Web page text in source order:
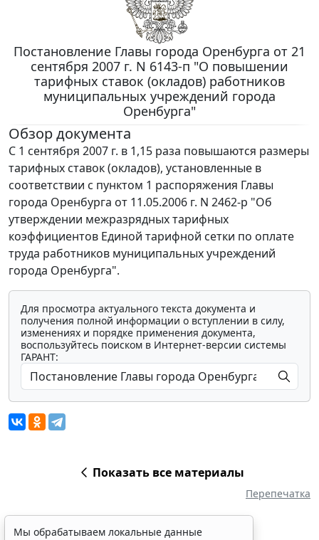
Постановление Главы города Оренбурга от 21
сентября 2007 г. N 6143-п "О повышении
тарифных ставок (окладов) работников
муниципальных учреждений города
Оренбурга"
Обзор документа
С 1 сентября 2007 г. в 1,15 раза повышаются размеры
тарифных ставок (окладов), установленные в
соответствии с пунктом 1 распоряжения Главы
города Оренбурга от 11.05.2006 г. N 2462-р "Об
утверждении межразрядных тарифных
коэффициентов Единой тарифной сетки по оплате
труда работников муниципальных учреждений
города Оренбурга".
Для просмотра актуального текста документа и
получения полной информации о вступлении в силу,
изменениях и порядке применения документа,
воспользуйтесь поиском в Интернет-версии системы
ГАРАНТ:
Показать все материалы
Перепечатка
Мы обрабатываем локальные данные